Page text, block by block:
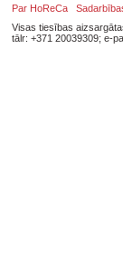
Par HoReCa
Visas tiesības
tālr: +371 20039309; e-